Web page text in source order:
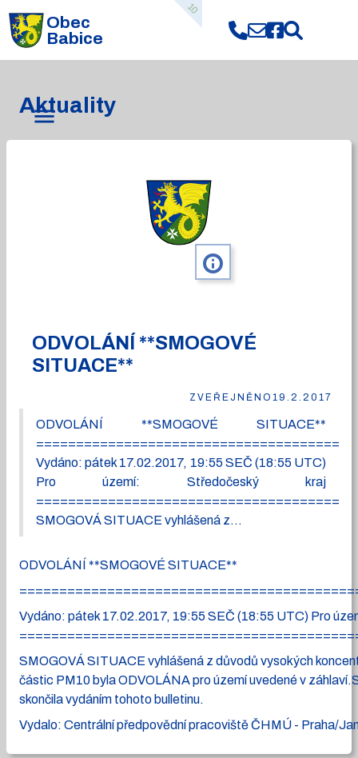
Obec
Babice
10
Aktuality
info
ODVOLÁNÍ **SMOGOVÉ
SITUACE**
ZVEŘEJNĚNO 19.2.2017
ODVOLÁNÍ **SMOGOVÉ SITUACE**
Vydáno: pátek 17.02.2017, 19:55 SEČ (18:55 UTC)
Pro území: Středočeský kraj
SMOGOVÁ SITUACE vyhlášená z...
ODVOLÁNÍ **SMOGOVÉ SITUACE**
Vydáno: pátek 17.02.2017, 19:55 SEČ (18:55 UTC) Pro
SMOGOVÁ SITUACE vyhlášená z důvodů vysokých
částic PM10 byla ODVOLÁNA pro území uvedené v
skončila vydáním tohoto bulletinu.
Vydalo: Centrální předpovědní pracoviště ČHMÚ - Praha/